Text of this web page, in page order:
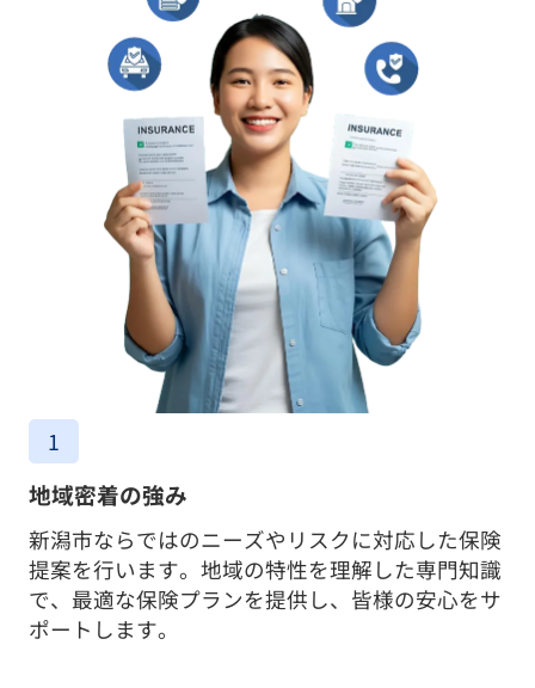
1
地域密着の強み
新潟市ならではのニーズやリスクに対応した保険
提案を行います。地域の特性を理解した専門知識
で、最適な保険プランを提供し、皆様の安心をサ
ポートします。